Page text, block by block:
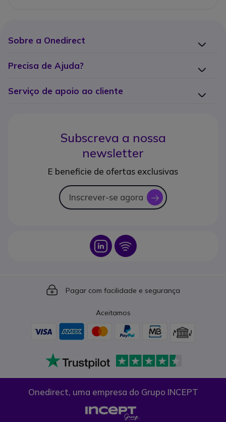
Sobre a Onedirect
Precisa de Ajuda?
Serviço de apoio ao cliente
Subscreva a nossa
newsletter
E beneficie de ofertas exclusivas
Inscrever-se agora icon
Icon Icon
Icon
Pagar com facilidade e segurança
Aceitamos
Onedirect, uma empresa do Grupo INCEPT